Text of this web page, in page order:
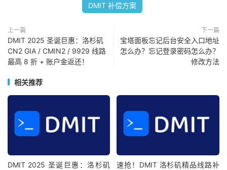
DMIT 补偿方案
上一篇
DMIT 2025 圣诞巨惠：洛杉矶
CN2 GIA / CMIN2 / 9929 线路
最高 8 折 + 账户金返还！
下一篇
宝塔面板忘记后台安全入口地址
怎么办？忘记登录密码怎么办？
修改方法
相关推荐
DMIT 2025 圣诞巨惠：洛杉矶
速抢！DMIT 洛杉矶精品线路补